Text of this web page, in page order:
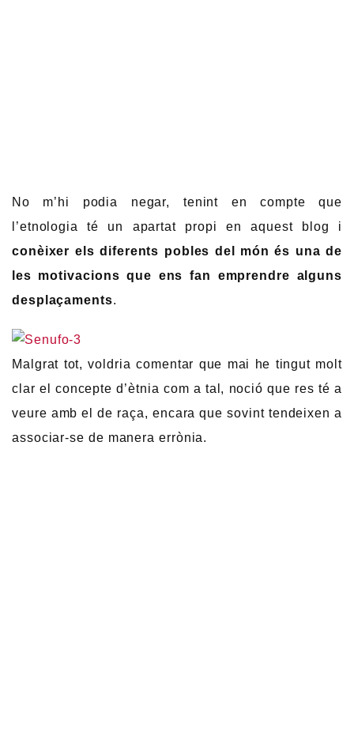
No m’hi podia negar, tenint en compte que
l’etnologia té un apartat propi en aquest blog i
conèixer els diferents pobles del món és una de
les motivacions que ens fan emprendre alguns
desplaçaments.
Malgrat tot, voldria comentar que mai he tingut molt
clar el concepte d’ètnia com a tal, noció que res té a
veure amb el de raça, encara que sovint tendeixen a
associar-se de manera errònia.